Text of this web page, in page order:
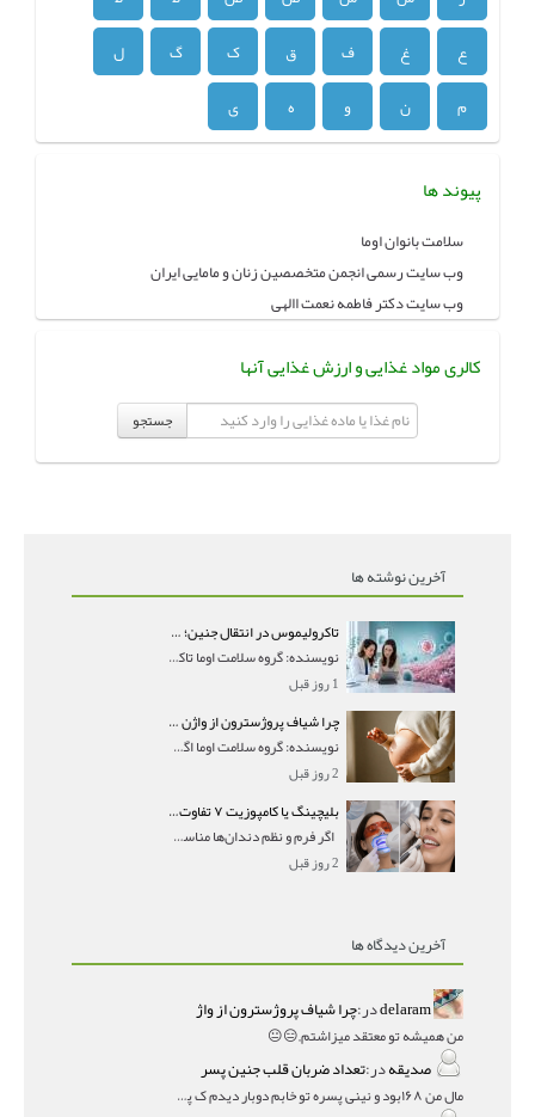
ع
غ ف ق ک گ
ل
م
ن و ه ی
پیوند ها
سلامت بانوان اوما
وب سایت رسمی انجمن متخصصین زنان و مامایی ایران
وب سایت دکتر فاطمه نعمت االهی
کالری مواد غذایی و ارزش غذایی آنها
جستجو
آخرین نوشته ها
تاکرولیموس در انتقال جنین؛ آیا شانس لانه‌گزینی را افزایش می‌دهد؟
نویسنده: گروه سلامت اوما تاکرولیموس در انتقال جنین
1 روز قبل
چرا شیاف پروژسترون از واژن بیرون می‌ریزد؟ میزان جذب و زمان صحیح مصرف
نویسنده: گروه سلامت اوما اگر بعد از گذاشتن شیاف پر
2 روز قبل
بلیچینگ یا کامپوزیت ۷ تفاوت مهم برای انتخاب درست
اگر فرم و نظم دندان‌ها مناسب است و مشکل
2 روز قبل
آخرین دیدگاه ها
delaramدر:چرا شیاف پروژسترون از واژ
من همیشه تو معتقد میزاشتم,,😑😐
صدیقهدر:تعداد ضربان قلب جنین پسر
مال من ۱۶۸بود و نینی پسره تو خابم دوبار دیدم ک پسره